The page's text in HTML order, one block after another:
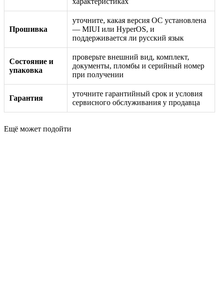
Прошивка
уточните, какая версия ОС установлена
— MIUI или HyperOS, и
поддерживается ли русский язык
Состояние и
упаковка
проверьте внешний вид, комплект,
документы, пломбы и серийный номер
при получении
Гарантия
уточните гарантийный срок и условия
сервисного обслуживания у продавца
Ещё может подойти